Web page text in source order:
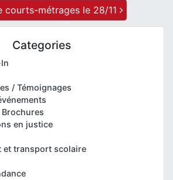
courts-métrages le 28/11
Categories
/ Témoignages
en justice
et transport scolaire